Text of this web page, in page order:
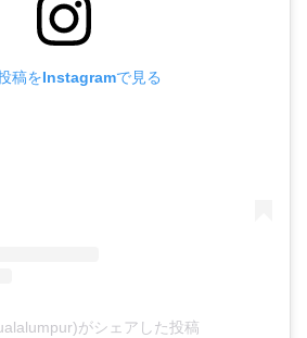
稿をInstagramで見る
がシェアした投稿